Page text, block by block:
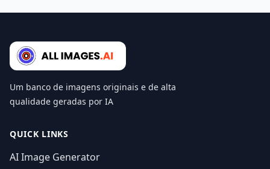
Um banco de imagens originais e de alta
qualidade geradas por IA
QUICK LINKS
AI Image Generator